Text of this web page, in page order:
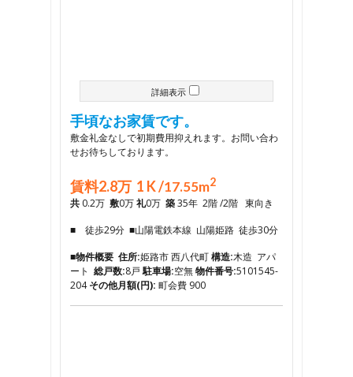
詳細表示
手頃なお家賃です。
敷金礼金なしで初期費用抑えれます。お問い合わ
せお待ちしております。
賃料2.8万 1 K /17.55m2
共 0.2万 敷0万礼0万 築35年 2階 /2階 東向き
■ 徒歩29分 ■山陽電鉄本線 山陽姫路 徒歩30分
■物件概要 住所:姫路市 西八代町構造:木造 アパ
ート 総戸数:8戸駐車場:空無物件番号:5101545-
204その他月額(円): 町会費 900